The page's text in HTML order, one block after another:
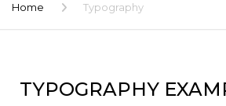
Home Typography
TYPOGRAPHY